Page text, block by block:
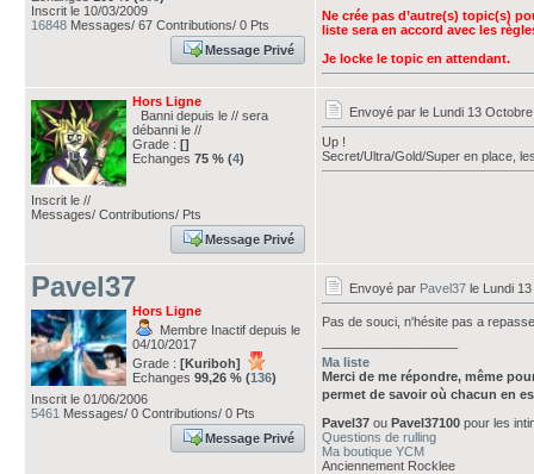
Inscrit le 10/03/2009
16848 Messages/ 67 Contributions/ 0 Pts
Message Privé
Ne crée pas d’autre(s) topic(s)
liste sera en accord avec les
Je locke le topic en attendant.
Hors Ligne
Banni depuis le // sera
débanni le //
Grade : []
Echanges 75 % (4)
Inscrit le //
Messages/ Contributions/ Pts
Message Privé
Envoyé par le Lundi 13
Up !
Secret/Ultra/Gold/Super en place,
Pavel37
Hors Ligne
Membre Inactif depuis le
04/10/2017
Grade : [Kuriboh]
Echanges 99,26 % (136)
Inscrit le 01/06/2006
5461 Messages/ 0 Contributions/ 0 Pts
Message Privé
Envoyé par Pavel37 le Lundi
Pas de souci, n'hésite pas a
Ma liste
Merci de me répondre, même
permet de savoir où chacun en
Pavel37 ou Pavel37100 pour les
Questions de rulling
Ma boutique YCM
Anciennement Rocklee